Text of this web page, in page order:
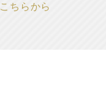
こちらから